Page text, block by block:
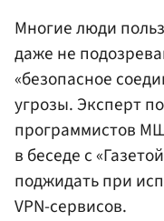
Многие люди
даже не
«безопасное
угрозы. Эксперт
программистов
в беседе с
поджидать при
VPN-сервисов.